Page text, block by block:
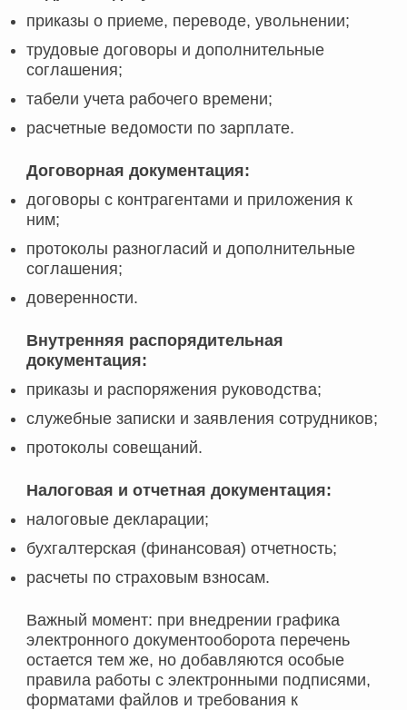
приказы о приеме, переводе, увольнении;
трудовые договоры и дополнительные
соглашения;
табели учета рабочего времени;
расчетные ведомости по зарплате.
Договорная документация:
договоры с контрагентами и приложения к
ним;
протоколы разногласий и дополнительные
соглашения;
доверенности.
Внутренняя распорядительная
документация:
приказы и распоряжения руководства;
служебные записки и заявления сотрудников;
протоколы совещаний.
Налоговая и отчетная документация:
налоговые декларации;
бухгалтерская (финансовая) отчетность;
расчеты по страховым взносам.
Важный момент: при внедрении графика
электронного документооборота перечень
остается тем же, но добавляются особые
правила работы с электронными подписями,
форматами файлов и требования к